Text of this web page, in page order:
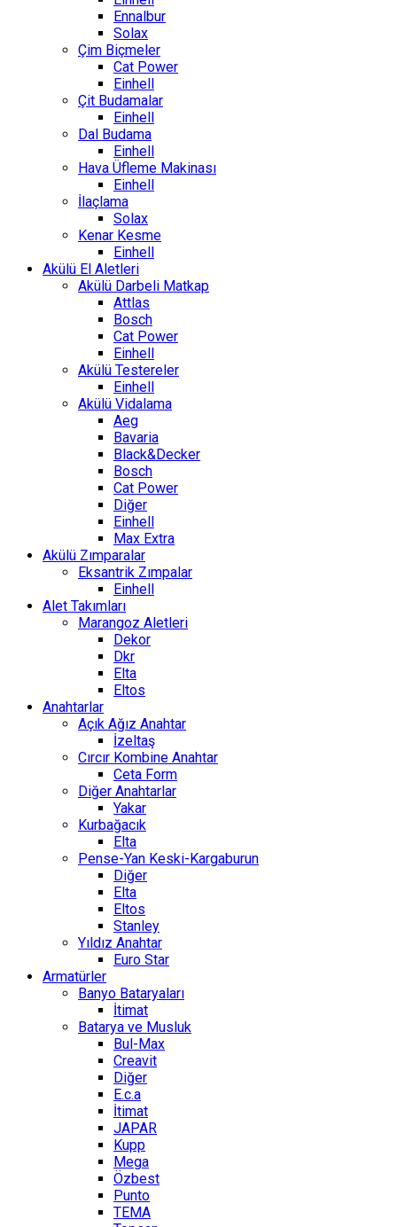
Ennalbur
Solax
Çim Biçmeler
Cat Power
Einhell
Çit Budamalar
Einhell
Dal Budama
Einhell
Hava Üfleme Makinası
Einhell
İlaçlama
Solax
Kenar Kesme
Einhell
Akülü El Aletleri
Akülü Darbeli Matkap
Attlas
Bosch
Cat Power
Einhell
Akülü Testereler
Einhell
Akülü Vidalama
Aeg
Bavaria
Black&Decker
Bosch
Cat Power
Diğer
Einhell
Max Extra
Akülü Zımparalar
Eksantrik Zımpalar
Einhell
Alet Takımları
Marangoz Aletleri
Dekor
Dkr
Elta
Eltos
Anahtarlar
Açık Ağız Anahtar
İzeltaş
Cırcır Kombine Anahtar
Ceta Form
Diğer Anahtarlar
Yakar
Kurbağacık
Elta
Pense-Yan Keski-Kargaburun
Diğer
Elta
Eltos
Stanley
Yıldız Anahtar
Euro Star
Armatürler
Banyo Bataryaları
İtimat
Batarya ve Musluk
Bul-Max
Creavit
Diğer
E.c.a
İtimat
JAPAR
Kupp
Mega
Özbest
Punto
TEMA